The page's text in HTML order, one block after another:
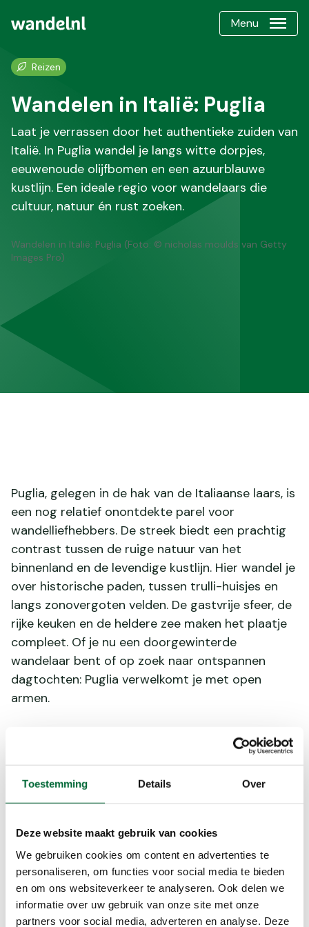
Toestemming Details Over
Deze website maakt gebruik van cookies
We gebruiken cookies om content en advertenties te
personaliseren, om functies voor social media te bieden
en om ons websiteverkeer te analyseren. Ook delen we
informatie over uw gebruik van onze site met onze
partners voor social media, adverteren en analyse. Deze
Menu
Reizen
Wandelen in Italië: Puglia
Laat je verrassen door het authentieke zuiden van
Italië. In Puglia wandel je langs witte dorpjes,
eeuwenoude olijfbomen en een azuurblauwe
kustlijn. Een ideale regio voor wandelaars die
cultuur, natuur én rust zoeken.
Wandelen in Italië: Puglia (Foto: © nicholas moulds van Getty
Images Pro)
Puglia, gelegen in de hak van de Italiaanse laars, is
een nog relatief onontdekte parel voor
wandelliefhebbers. De streek biedt een prachtig
contrast tussen de ruige natuur van het
binnenland en de levendige kustlijn. Hier wandel je
over historische paden, tussen trulli-huisjes en
langs zonovergoten velden. De gastvrije sfeer, de
rijke keuken en de heldere zee maken het plaatje
compleet. Of je nu een doorgewinterde
wandelaar bent of op zoek naar ontspannen
dagtochten: Puglia verwelkomt je met open
armen.
Authentieke wandelroutes
Puglia barst van de karaktervolle wandelroutes.
Verken de Valle d’Itria, waar charmante dorpjes
als Alberobello en Locorotondo je onderweg
kliffen en verborgen baaien. De routes zijn
afwisselend en vaak nog heerlijk rustig.
Trulli en tradities